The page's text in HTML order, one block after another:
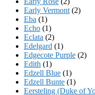
Early Vermont (2)
Eba (1)
Echo (1)
Eclata (2)
Edelgard (1)
Edgecote Purple (2)
Edith (1)
Edzell Blue (1)
Edzell Bunte (1)
Eersteling (Duke of